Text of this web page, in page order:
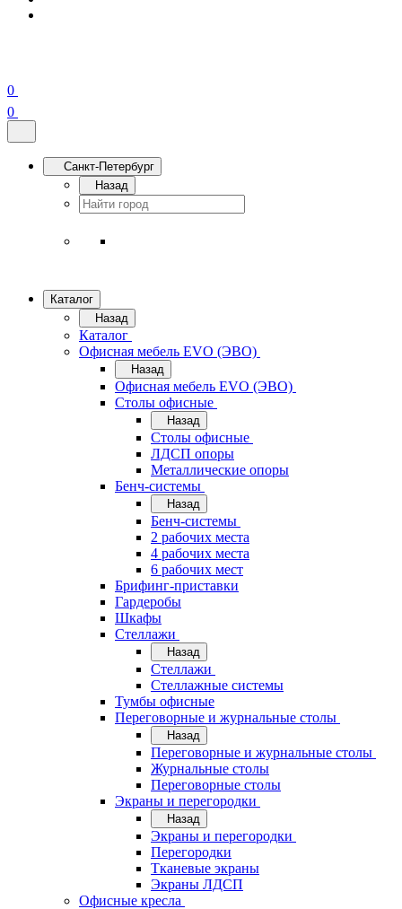
0
0
Санкт-Петербург
Назад
Каталог
Назад
Каталог
Офисная мебель EVO (ЭВО)
Назад
Офисная мебель EVO (ЭВО)
Cтолы офисные
Назад
Cтолы офисные
ЛДСП опоры
Металлические опоры
Бенч-системы
Назад
Бенч-системы
2 рабочих места
4 рабочих места
6 рабочих мест
Брифинг-приставки
Гардеробы
Шкафы
Стеллажи
Назад
Стеллажи
Стеллажные системы
Тумбы офисные
Переговорные и журнальные столы
Назад
Переговорные и журнальные столы
Журнальные столы
Переговорные столы
Экраны и перегородки
Назад
Экраны и перегородки
Перегородки
Тканевые экраны
Экраны ЛДСП
Офисные кресла